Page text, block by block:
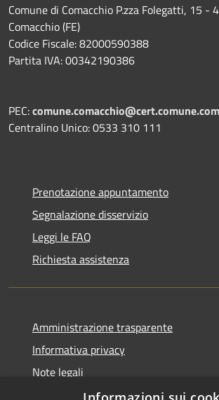
Comune di Comacchio P.zza Folegatti, 15 -
Comacchio (FE)
Codice Fiscale: 82000590388
Partita IVA: 00342190386
PEC:
Centralino Unico: 0533 310 111
Prenotazione appuntamento
Segnalazione disservizio
Leggi le FAQ
Richiesta assistenza
Amministrazione trasparente
Informativa privacy
Note legali
Dichiarazione di accessibilità